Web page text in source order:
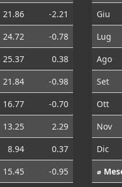
21.86
-2.21
24.72
-0.78
25.37
0.38
21.84
-0.98
16.77
-0.70
13.25
2.29
8.94
0.37
15.45 -0.95
Giu
Lug
Ago
Set
Ott
Nov
Dic
⌀